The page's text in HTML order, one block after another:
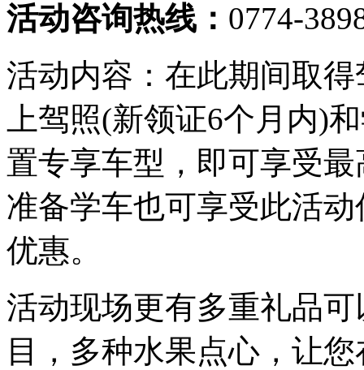
活动咨询热线： 0774-
活动内容：在此期间取
上驾照(新领证6个月内)
置专享车型，即可享受
准备学车也可享受此活
优惠。
活动现场更有多重礼品
目，多种水果点心，让